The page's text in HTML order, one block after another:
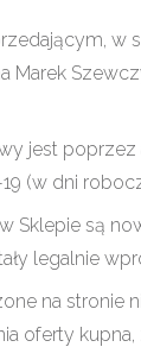
Marek
jest poprzez
(w dni
Sklepie są
legalnie
na stronie
oferty